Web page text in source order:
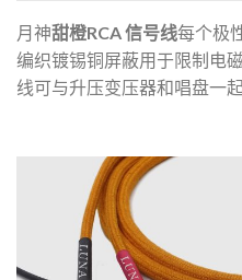
月神甜橙RCA信号线每个极
编织镀锡铜屏蔽用于限制电
线可与升压变压器和唱盘一